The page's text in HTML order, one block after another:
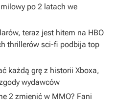
po 2 latach we
teraz jest hitem na HBO
thrillerów sci-fi podbija top
każdą grę z historii Xboxa,
wydawców
2 zmienić w MMO? Fani